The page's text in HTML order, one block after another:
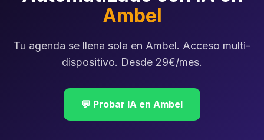
Ambel
Tu agenda se llena sola en Ambel. Acceso multi-
dispositivo. Desde 29€/mes.
💬 Probar IA en Ambel